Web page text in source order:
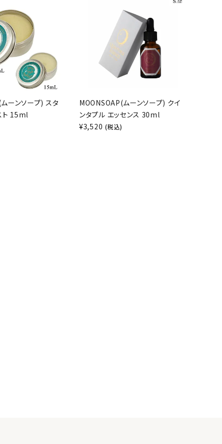
ーンソープ) スタ
ト 15ml
MOONSOAP(ムーンソープ) クイ
ンタプル エッセンス 30ml
¥3,520 (税込)